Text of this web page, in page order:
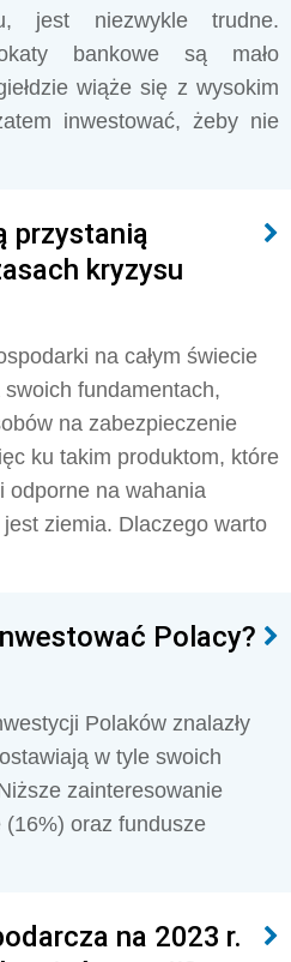
jest niezwykle trudne.
bankowe są mało
wiąże się z wysokim
inwestować, żeby nie
przystanią
kryzysu
na całym świecie
fundamentach,
na zabezpieczenie
ku takim produktom, które
odporne na wahania
ziemia. Dlaczego warto
Polacy?
Polaków znalazły
w tyle swoich
zainteresowanie
(16%) oraz fundusze
na 2023 r.